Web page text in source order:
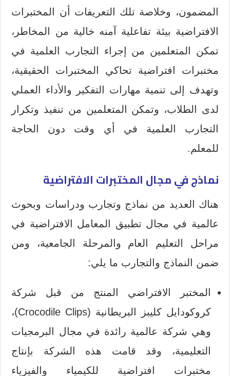
المضمون، وخلاصة تلك التعريفات أن المختبرات
الافتراضية بيئة تفاعلية آمنه خالية من المخاطر،
تمكن المتعلمين من إجراء التجارب العلمية في
مختبرات افتراضية تحاكي المختبرات الحقيقية،
وتهدف إلى تنمية مهارات التفكير والأداء العملي
لدى الطلاب، وتمكن المتعلمين من تنفيذ وتكرار
التجارب العلمية في أي وقت دون الحاجة
للمعلم.
نماذج في مجال المختبرات الافتراضية
هناك العديد من نماذج وتجارب ودراسات وبحوث
عالمية في مجال تطبيق المعامل الافتراضية في
مراحل التعليم العام والمرحلة الجامعية، ومن
ضمن النماذج والتجارب ما يلي:
المختبر الافتراضي المنتج من قبل شركة
كروكودايل كليبز البريطانية (Crocodile Clips)،
وهي شركة عالمية رائدة في مجال البرمجيات
التعليمية، وقد قامت هذه الشركة بإنتاج
مختبرات افتراضية للكيمياء والفيزياء